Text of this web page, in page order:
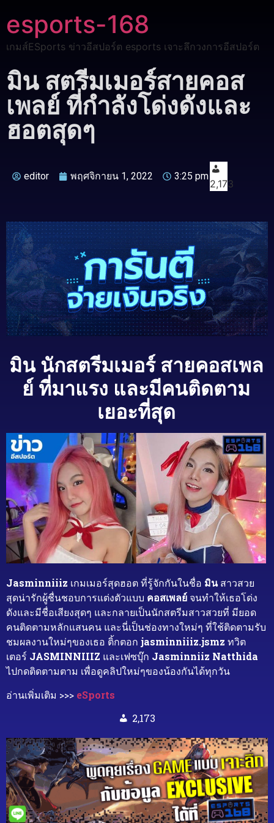
esports-168
เกมส์ESports ข่าวอีสปอร์ต esports เจาะลึกวงการอีสปอร์ต
มิน สตรีมเมอร์สายคอส
เพลย์ ที่กำลังโด่งดังและ
ฮอตสุดๆ
editor พฤศจิกายน 1, 2022 3:25 pm
2,173
มิน นักสตรีมเมอร์ สายคอสเพล
ย์ ที่มาแรง และมีคนติดตาม
เยอะที่สุด
Jasminniiiz เกมเมอร์สุดฮอต ที่รู้จักกันในชื่อ มินสาวสวย
สุดน่ารักผู้ชื่นชอบการแต่งตัวแบบ คอสเพลย์ จนทำให้เธอโด่ง
ดังและมีชื่อเสียงสุดๆ และกลายเป็นนักสตรีมสาวสวยที่ มียอด
คนติดตามหลักแสนคน และนี่เป็นช่องทางใหม่ๆ ที่ใช้ติดตามรับ
ชมผลงานใหม่ๆของเธอ ติ้กตอก jasminniiiz.jsmz ทวิต
เตอร์ JASMINNIIIZ และเฟซบุ๊ก Jasminniiz Natthida
ไปกดติดตามตาม เพื่อดูคลิปใหม่ๆของน้องกันได้ทุกวัน
อ่านเพิ่มเติม >>> eSports
2,173